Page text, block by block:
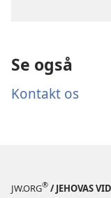
Se også
Kontakt os
JW.ORG® / JEHOVAS